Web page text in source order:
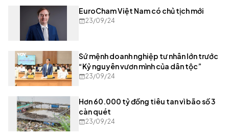
EuroCham Việt Nam có chủ tịch mới
23/09/24
Sứ mệnh doanh nghiệp tư nhân lớn trước
“Kỷ nguyên vươn mình của dân tộc”
23/09/24
Hơn 60.000 tỷ đồng tiêu tan vì bão số 3
càn quét
23/09/24